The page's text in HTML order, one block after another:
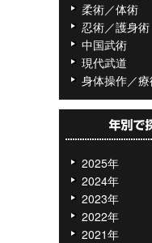
柔術／体術
忍術／護身術
中国武術
現代武道
身体操作／
2025年
2024年
2023年
2022年
2021年